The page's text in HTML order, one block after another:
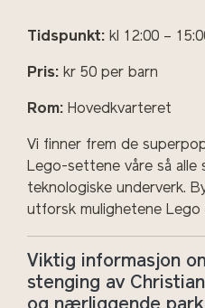
Tidspunkt: kl 12:00 –
Pris: kr 50 per barn
Rom: Hovedkvarteret
Vi finner frem de
Lego-settene våre så alle
teknologiske underverk.
utforsk mulighetene Lego
Viktig informasjon
stenging av